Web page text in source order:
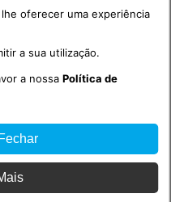
oferecer uma experiência
a sua utilização.
a nossaPolítica de